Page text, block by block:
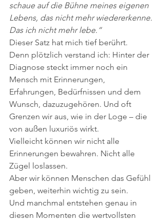
schaue auf die Bühne meines eigenen
Lebens, das nicht mehr wiedererkenne.
Das ich nicht mehr lebe.“
Dieser Satz hat mich tief berührt.
Denn plötzlich verstand ich: Hinter der
Diagnose steckt immer noch ein
Mensch mit Erinnerungen,
Erfahrungen, Bedürfnissen und dem
Wunsch, dazuzugehören. Und oft
Grenzen wir aus, wie in der Loge – die
von außen luxuriös wirkt.
Vielleicht können wir nicht alle
Erinnerungen bewahren. Nicht alle
Zügel loslassen.
Aber wir können Menschen das Gefühl
geben, weiterhin wichtig zu sein.
Und manchmal entstehen genau in
diesen Momenten die wertvollsten